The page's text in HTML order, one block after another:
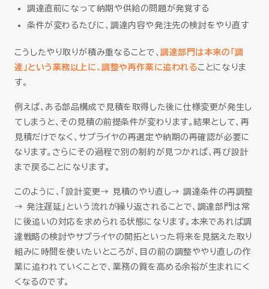
調達直前になって納期や供給の問題が発覚する
条件が変わるたびに、調達内容や発注先の検討をやり直す
こうしたやり取りが積み重なることで、調達部門は本来の「調
達」という業務以上に、調整や再作業に追われることになりま
す。
例えば、ある部品構成で見積を取得した後に仕様変更が発生し
てしまうと、その見積の前提条件が変わります。結果として、再
見積だけでなく、サプライヤの再選定や納期の再確認が必要に
なります。さらにその過程で別の制約が見つかれば、再び設計
まで戻ることになります。
このように、「設計変更→ 見積のやり直し→ 調達条件の再調整
→ 発注遅延」という流れが繰り返されることで、調達部門は常
に後追いの対応を求められる状態になります。本来であれば調
達戦略の検討やサプライヤの開拓といった将来を見据えた取り
組みに時間を使いたいところが、目の前の調整ややり直しの作
業に追われていくことで、業務の質を高める余裕が生まれにく
くなるのです。